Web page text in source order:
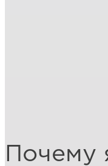
и
Там,
Почему